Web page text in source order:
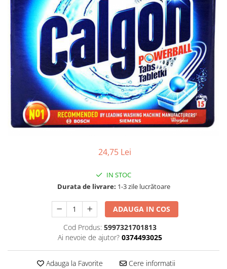
Detergent pardoseala
Detergent toaleta
Echipamente de curăţenie
Folie aluminiu,folie alimentara
Galeata mop
Hartie igienica
Insecticide
Lavete de curatare
Solutie de indepartat rugina si
Indepartarea parului
Ingrijirea buzei
Lotiune de corp
Pachete de cadouri
Parfum
Pasta de dinti
Pensula machiaj
Periuta de dinti
Produse pentru curatarea tenului
Sapun lichid, sapun
Tratament pentru par, conditioner
pentru par, masca de par
24,75 Lei
IN STOC
Durata de livrare: 1-3 zile lucrătoare
ADAUGA IN COS
Cod Produs: 5997321701813
Ai nevoie de ajutor? 0374493025
Adauga la Favorite Cere informatii